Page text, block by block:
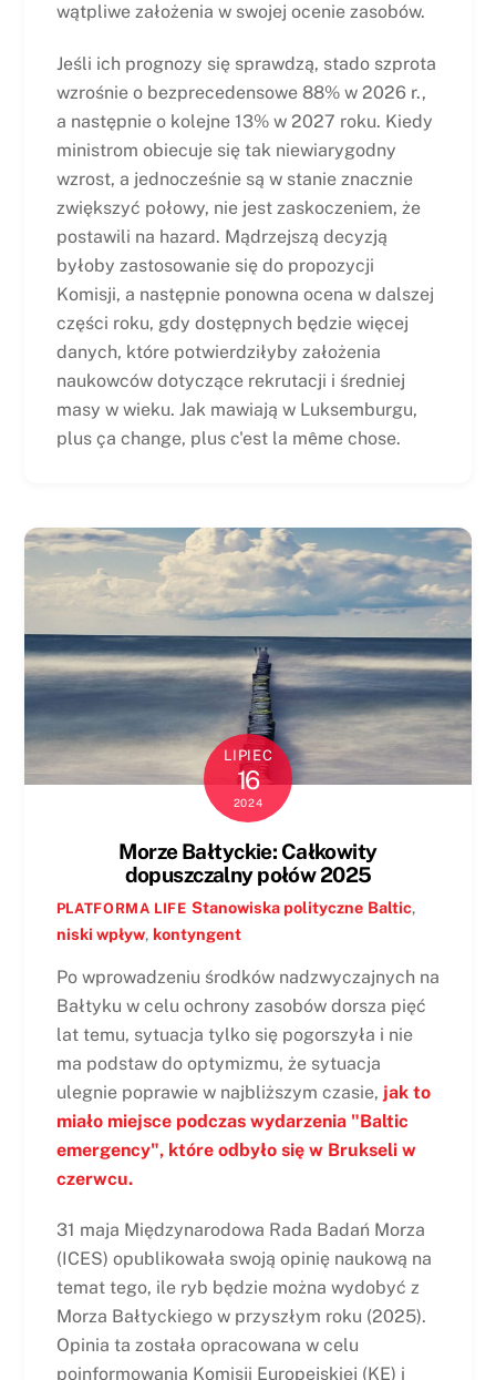
wątpliwe założenia w swojej ocenie zasobów.
Jeśli ich prognozy się sprawdzą, stado szprota
wzrośnie o bezprecedensowe 88% w 2026 r.,
a następnie o kolejne 13% w 2027 roku. Kiedy
ministrom obiecuje się tak niewiarygodny
wzrost, a jednocześnie są w stanie znacznie
zwiększyć połowy, nie jest zaskoczeniem, że
postawili na hazard. Mądrzejszą decyzją
byłoby zastosowanie się do propozycji
Komisji, a następnie ponowna ocena w dalszej
części roku, gdy dostępnych będzie więcej
danych, które potwierdziłyby założenia
naukowców dotyczące rekrutacji i średniej
masy w wieku. Jak mawiają w Luksemburgu,
plus ça change, plus c'est la même chose.
LIPIEC
16
2024
Morze Bałtyckie: Całkowity
dopuszczalny połów 2025
PLATFORMA LIFE Stanowiska polityczne Baltic,
niski wpływ, kontyngent
Po wprowadzeniu środków nadzwyczajnych na
Bałtyku w celu ochrony zasobów dorsza pięć
lat temu, sytuacja tylko się pogorszyła i nie
ma podstaw do optymizmu, że sytuacja
ulegnie poprawie w najbliższym czasie, jak to
miało miejsce podczas wydarzenia "Baltic
emergency", które odbyło się w Brukseli w
czerwcu.
31 maja Międzynarodowa Rada Badań Morza
(ICES) opublikowała swoją opinię naukową na
temat tego, ile ryb będzie można wydobyć z
Morza Bałtyckiego w przyszłym roku (2025).
Opinia ta została opracowana w celu
poinformowania Komisji Europejskiej (KE) i